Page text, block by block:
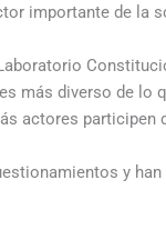
importante de la
más diverso de lo
actores participen
y